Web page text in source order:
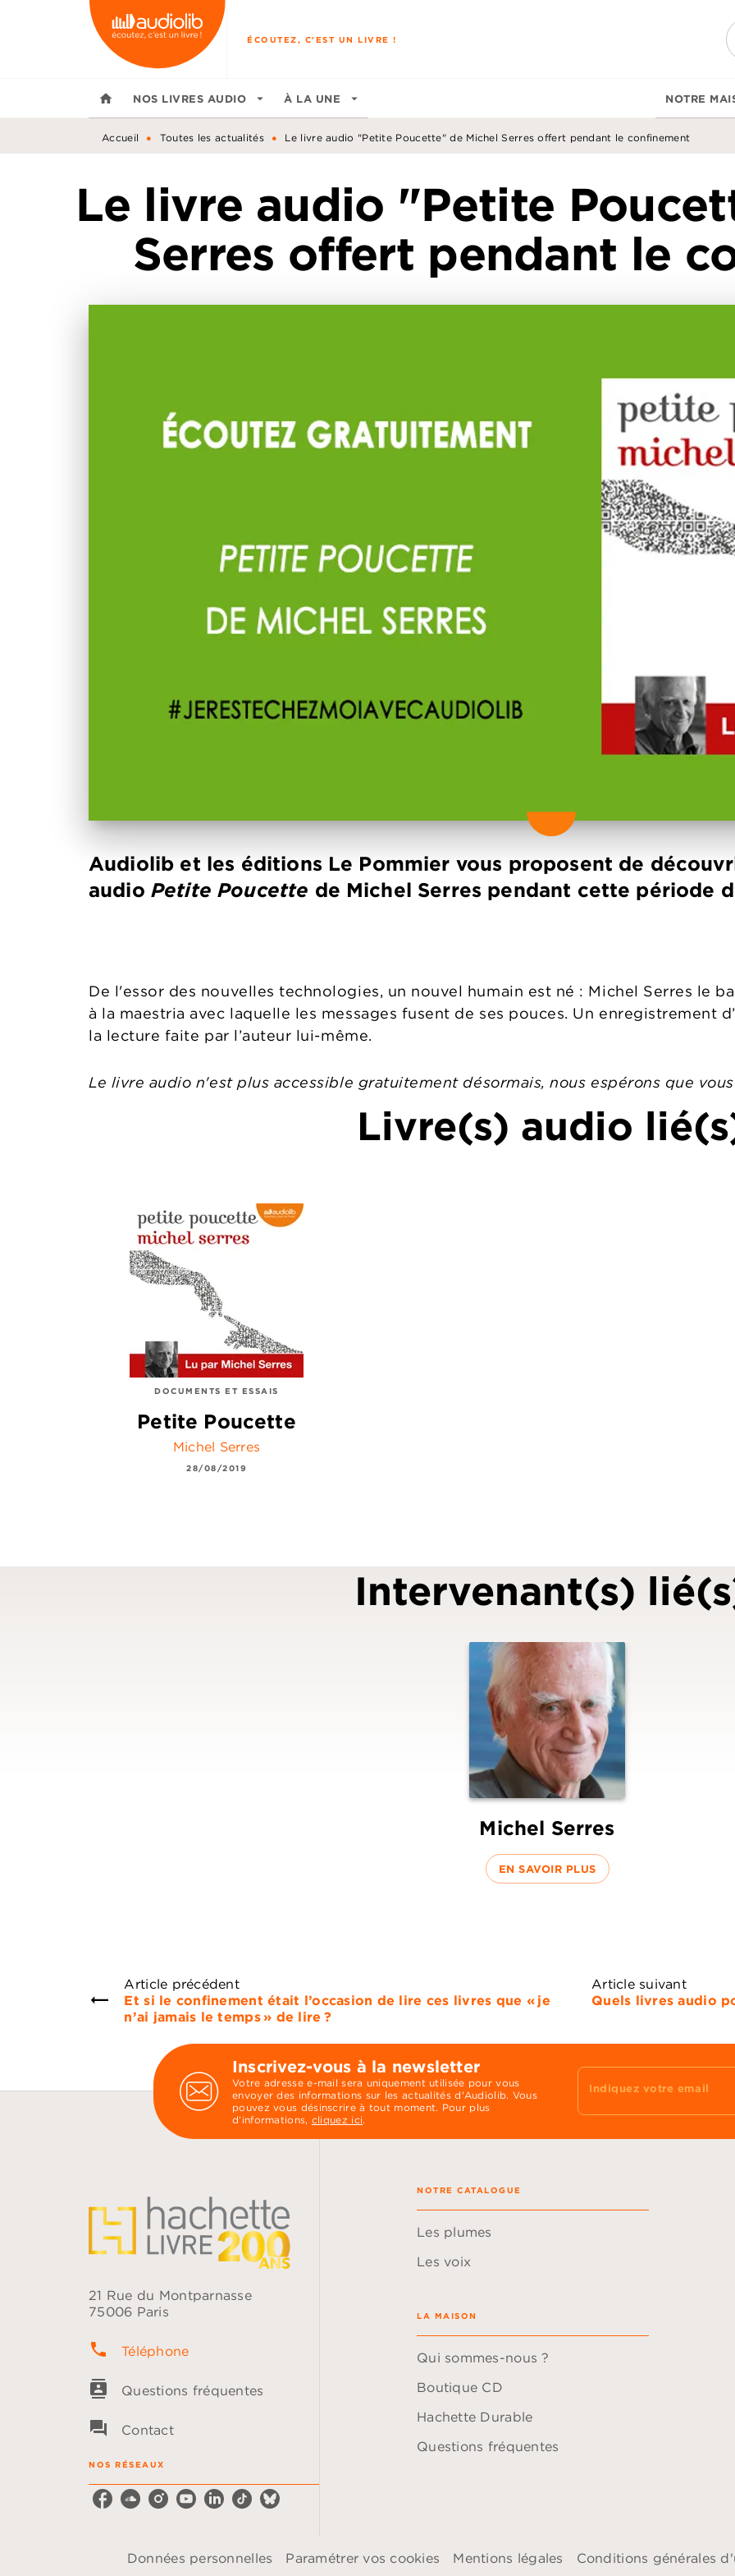
MENU RECHERCHE
ÉCOUTEZ, C'EST UN LIVRE !
home NOS LIVRES AUDIO arrow_drop_down À LA UNE arrow_drop_down NOTRE
Accueil • Toutes les actualités • Le livre audio "Petite Poucette" de Michel Serres offert pendant le confinement
Le livre audio "Petite
Serres offert pendant le
Audiolib et les éditions Le Pommier vous proposent de
audio Petite Poucette de Michel Serres pendant cette période
De l'essor des nouvelles technologies, un nouvel humain est né : Michel Serres le
à la maestria avec laquelle les messages fusent de ses pouces. Un enregistrement
la lecture faite par l’auteur lui-même.
Le livre audio n'est plus accessible gratuitement désormais, nous espérons que
Livre(s) audio
DOCUMENTS ET ESSAIS
Petite Poucette
Michel Serres
28/08/2019
Intervenant(s)
Michel Serres
EN SAVOIR PLUS
Article précédent
Et si le confinement était l’occasion de lire ces livres que « je
n’ai jamais le temps » de lire ?
Article suivant
Quels livres audio
Inscrivez-vous à la newsletter
Votre adresse e-mail sera uniquement utilisée pour vous
envoyer des informations sur les actualités d'Audiolib. Vous
pouvez vous désinscrire à tout moment. Pour plus
d’informations, cliquez ici.
Indiquez votre email
21 Rue du Montparnasse
75006 Paris
phone Téléphone
contacts Questions fréquentes
question_answer Contact
NOS RÉSEAUX
NOTRE CATALOGUE
Les plumes
Les voix
LA MAISON
Qui sommes-nous ?
Boutique CD
Hachette Durable
Questions fréquentes
Données personnelles Paramétrer vos cookies Mentions légales Conditions générales